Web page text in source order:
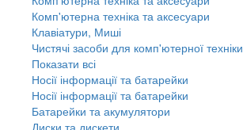
Комп'ютерна техніка та аксесуари
Клавіатури, Миші
Чистячі засоби для комп'ютерної техніки
Показати всі
Носії інформації та батарейки
Носії інформації та батарейки
Батарейки та акумулятори
Диски та дискети